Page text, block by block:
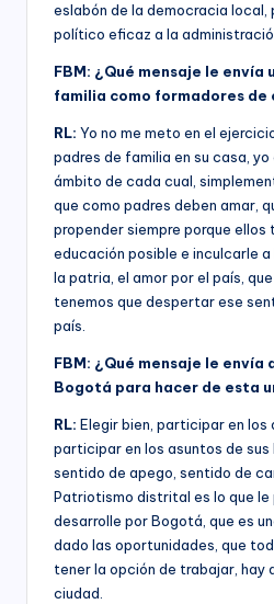
eslabón de la democracia local,
político eficaz a la
FBM: ¿Qué mensaje le envía
familia como formadores de
RL: Yo no me meto en el
padres de familia en su casa, yo
ámbito de cada cual,
que como padres deben amar,
propender siempre porque ellos
educación posible e inculcarle
la patria, el amor por el país,
tenemos que despertar ese
país.
FBM: ¿Qué mensaje le envía
Bogotá para hacer de esta
RL: Elegir bien, participar en
participar en los asuntos de
sentido de apego, sentido de
Patriotismo distrital es lo que le
desarrolle por Bogotá, que es
dado las oportunidades, que
tener la opción de trabajar, hay
ciudad.